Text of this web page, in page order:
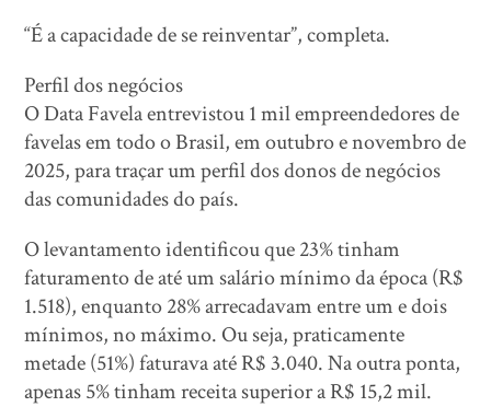
“É a capacidade de se reinventar”, completa.
Perfil dos negócios
O Data Favela entrevistou 1 mil empreendedores de
favelas em todo o Brasil, em outubro e novembro de
2025, para traçar um perfil dos donos de negócios
das comunidades do país.
O levantamento identificou que 23% tinham
faturamento de até um salário mínimo da época (R$
1.518), enquanto 28% arrecadavam entre um e dois
mínimos, no máximo. Ou seja, praticamente
metade (51%) faturava até R$ 3.040. Na outra ponta,
apenas 5% tinham receita superior a R$ 15,2 mil.